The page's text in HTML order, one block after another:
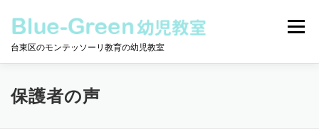
ツ
台東区のモンテッソーリ教育の幼児教室
メニュー
モンテッソーリとは
保護者の声